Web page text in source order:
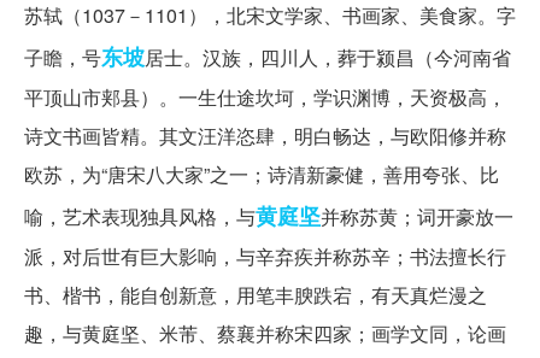
苏轼（1037－1101），北宋文学家、书画家、美食家。字
子瞻，号东坡居士。汉族，四川人，葬于颍昌（今河南省
平顶山市郏县）。一生仕途坎坷，学识渊博，天资极高，
诗文书画皆精。其文汪洋恣肆，明白畅达，与欧阳修并称
欧苏，为“唐宋八大家”之一；诗清新豪健，善用夸张、比
喻，艺术表现独具风格，与黄庭坚并称苏黄；词开豪放一
派，对后世有巨大影响，与辛弃疾并称苏辛；书法擅长行
书、楷书，能自创新意，用笔丰腴跌宕，有天真烂漫之
趣，与黄庭坚、米芾、蔡襄并称宋四家；画学文同，论画